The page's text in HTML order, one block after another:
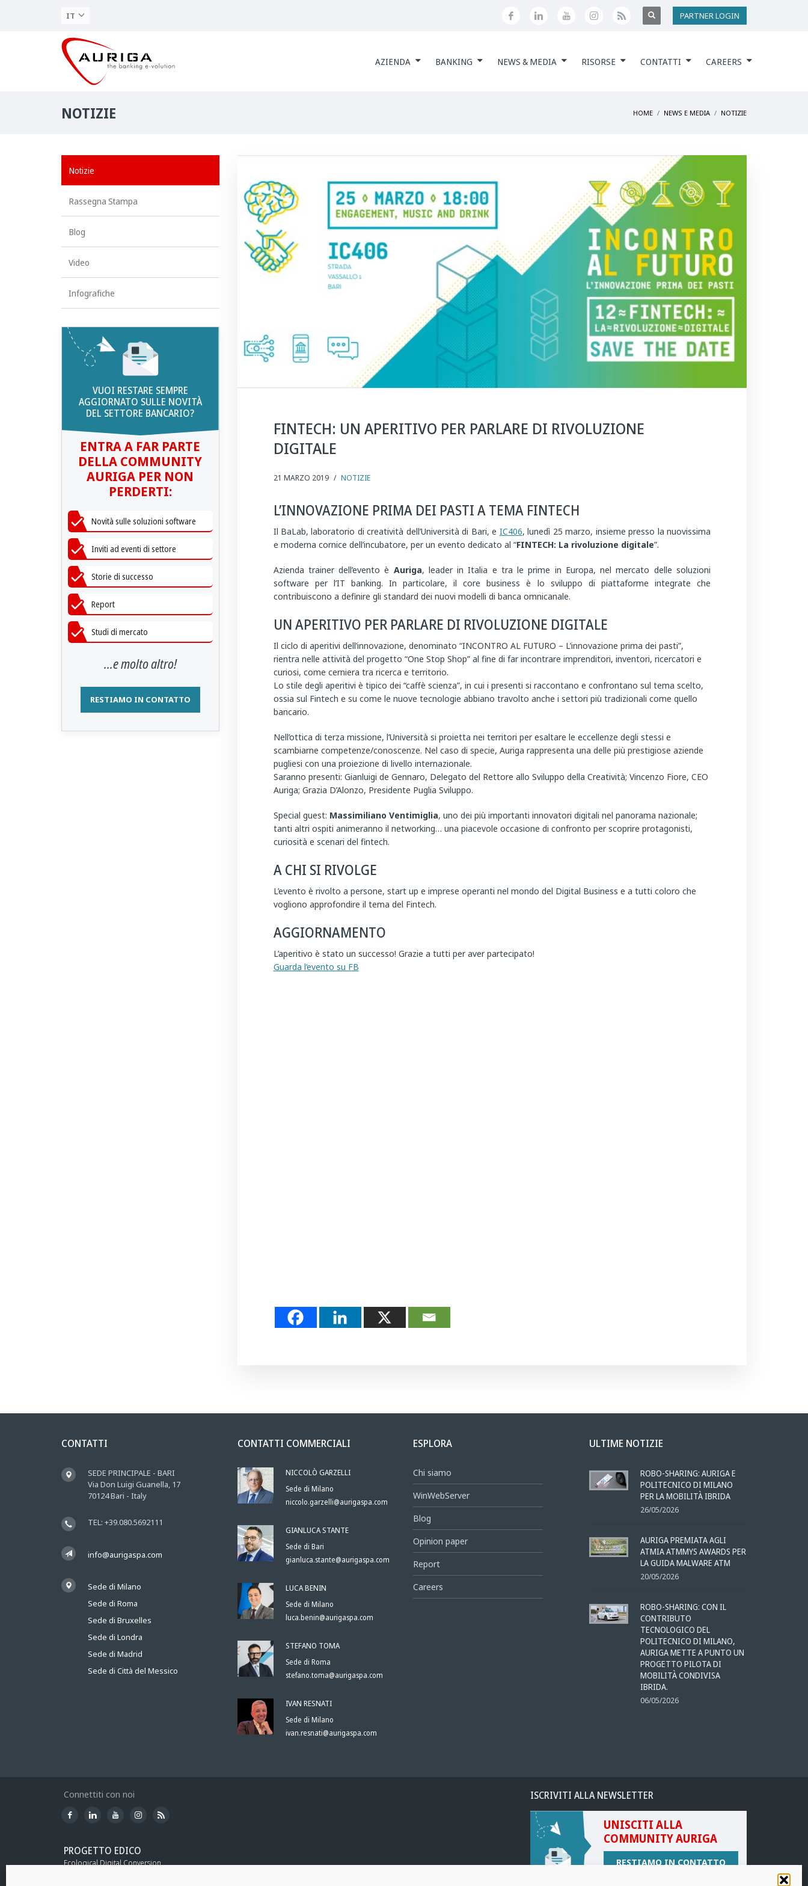
IT PARTNER LOGIN
AZIENDA BANKING NEWS & MEDIA RISORSE CONTATTI CAREERS
NOTIZIE HOME NEWS E MEDIA NOTIZIE
FINTECH: UN APERITIVO PER PARLARE DI RIVOLUZIONE
DIGITALE
21 MARZO 2019 / NOTIZIE
L’INNOVAZIONE PRIMA DEI PASTI A TEMA FINTECH
Il BaLab, laboratorio di creatività dell’Università di Bari, e IC406, lunedì 25 marzo, insieme presso la nuovissima
e moderna cornice dell’incubatore, per un evento dedicato al “FINTECH: La rivoluzione digitale”.
Azienda trainer dell’evento è Auriga, leader in Italia e tra le prime in Europa, nel mercato delle soluzioni
software per l’IT banking. In particolare, il core business è lo sviluppo di piattaforme integrate che
contribuiscono a definire gli standard dei nuovi modelli di banca omnicanale.
UN APERITIVO PER PARLARE DI RIVOLUZIONE DIGITALE
Il ciclo di aperitivi dell’innovazione, denominato “INCONTRO AL FUTURO – L’innovazione prima dei pasti”,
rientra nelle attività del progetto “One Stop Shop” al fine di far incontrare imprenditori, inventori, ricercatori e
curiosi, come cerniera tra ricerca e territorio.
Lo stile degli aperitivi è tipico dei “caffè scienza”, in cui i presenti si raccontano e confrontano sul tema scelto,
ossia sul Fintech e su come le nuove tecnologie abbiano travolto anche i settori più tradizionali come quello
bancario.
Nell’ottica di terza missione, l’Università si proietta nei territori per esaltare le eccellenze degli stessi e
scambiarne competenze/conoscenze. Nel caso di specie, Auriga rappresenta una delle più prestigiose aziende
pugliesi con una proiezione di livello internazionale.
Saranno presenti: Gianluigi de Gennaro, Delegato del Rettore allo Sviluppo della Creatività; Vincenzo Fiore, CEO
Auriga; Grazia D’Alonzo, Presidente Puglia Sviluppo.
Special guest: Massimiliano Ventimiglia, uno dei più importanti innovatori digitali nel panorama nazionale;
tanti altri ospiti animeranno il networking… una piacevole occasione di confronto per scoprire protagonisti,
curiosità e scenari del fintech.
A CHI SI RIVOLGE
L’evento è rivolto a persone, start up e imprese operanti nel mondo del Digital Business e a tutti coloro che
vogliono approfondire il tema del Fintech.
AGGIORNAMENTO
L’aperitivo è stato un successo! Grazie a tutti per aver partecipato!
Guarda l’evento su FB
Notizie
Rassegna Stampa
Blog
Video
Infografiche
VUOI RESTARE SEMPRE
AGGIORNATO SULLE NOVITÀ
DEL SETTORE BANCARIO?
ENTRA A FAR PARTE
DELLA COMMUNITY
AURIGA PER NON
PERDERTI:
Novità sulle soluzioni software
Inviti ad eventi di settore
Storie di successo
Report
Studi di mercato
...e molto altro!
RESTIAMO IN CONTATTO
CONTATTI
SEDE PRINCIPALE - BARI
Via Don Luigi Guanella, 17
70124 Bari - Italy
TEL: +39.080.5692111
info@aurigaspa.com
Sede di Milano
Sede di Roma
Sede di Bruxelles
Sede di Londra
Sede di Madrid
Sede di Città del Messico
CONTATTI COMMERCIALI
NICCOLÒ GARZELLI
Sede di Milano
niccolo.garzelli@aurigaspa.com
GIANLUCA STANTE
Sede di Bari
gianluca.stante@aurigaspa.com
LUCA BENIN
Sede di Milano
luca.benin@aurigaspa.com
STEFANO TOMA
Sede di Roma
stefano.toma@aurigaspa.com
IVAN RESNATI
Sede di Milano
ivan.resnati@aurigaspa.com
ESPLORA
Chi siamo
WinWebServer
Blog
Opinion paper
Report
Careers
ULTIME NOTIZIE
ROBO-SHARING: AURIGA E
POLITECNICO DI MILANO
PER LA MOBILITÀ IBRIDA
26/05/2026
AURIGA PREMIATA AGLI
ATMIA ATMMYS AWARDS PER
LA GUIDA MALWARE ATM
20/05/2026
ROBO-SHARING: CON IL
CONTRIBUTO
TECNOLOGICO DEL
POLITECNICO DI MILANO,
AURIGA METTE A PUNTO UN
PROGETTO PILOTA DI
MOBILITÀ CONDIVISA
IBRIDA.
06/05/2026
Connettiti con noi
PROGETTO EDICO
Ecological Digital Conversion
ISCRIVITI ALLA NEWSLETTER
UNISCITI ALLA
COMMUNITY AURIGA
RESTIAMO IN CONTATTO